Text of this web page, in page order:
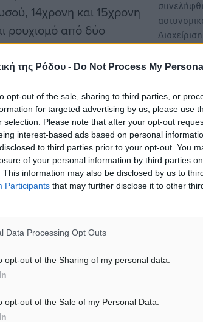
της Ρόδου - Do Not Process My
opt-out of the sale, sharing to third parties, or
for targeted advertising by us, please use
selection. Please note that after your opt-out
interest-based ads based on personal
to third parties prior to your opt-out. You
of your personal information by third parties
This information may also be disclosed by us to
Participants that may further disclose it to other
Data Processing Opt Outs
opt-out of the Sharing of my personal data.
opt-out of the Sale of my Personal Data.
14χρονη και 15χρονη
ρουχισμό από δύο
κλοπή σε ακόμη ένα.
35 και 36 ετών, για
Μαριτσών
ημεδαπό ανετράπη στο
του οδηγού. Τα
ερευνώνται
από αστυνομικούς του
και 28 ετών γιατί σε
βρέθηκαν και
αυτοσχέδιο
κάνναβης, 12